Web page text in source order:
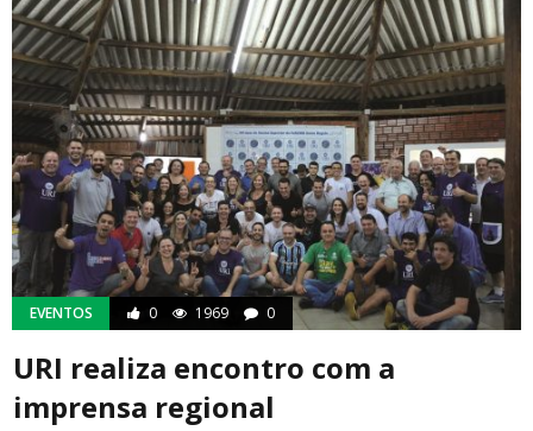
EVENTOS 0 1969 0
URI realiza encontro com a
imprensa regional